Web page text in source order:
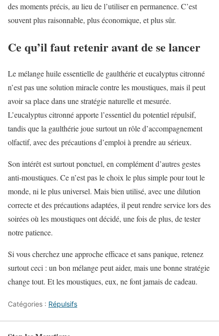
des moments précis, au lieu de l’utiliser en permanence. C’est
souvent plus raisonnable, plus économique, et plus sûr.
Ce qu’il faut retenir avant de se lancer
Le mélange huile essentielle de gaulthérie et eucalyptus citronné
n’est pas une solution miracle contre les moustiques, mais il peut
avoir sa place dans une stratégie naturelle et mesurée.
L’eucalyptus citronné apporte l’essentiel du potentiel répulsif,
tandis que la gaulthérie joue surtout un rôle d’accompagnement
olfactif, avec des précautions d’emploi à prendre au sérieux.
Son intérêt est surtout ponctuel, en complément d’autres gestes
anti-moustiques. Ce n’est pas le choix le plus simple pour tout le
monde, ni le plus universel. Mais bien utilisé, avec une dilution
correcte et des précautions adaptées, il peut rendre service lors des
soirées où les moustiques ont décidé, une fois de plus, de tester
notre patience.
Si vous cherchez une approche efficace et sans panique, retenez
surtout ceci : un bon mélange peut aider, mais une bonne stratégie
change tout. Et les moustiques, eux, ne font jamais de cadeau.
Catégories : Répulsifs